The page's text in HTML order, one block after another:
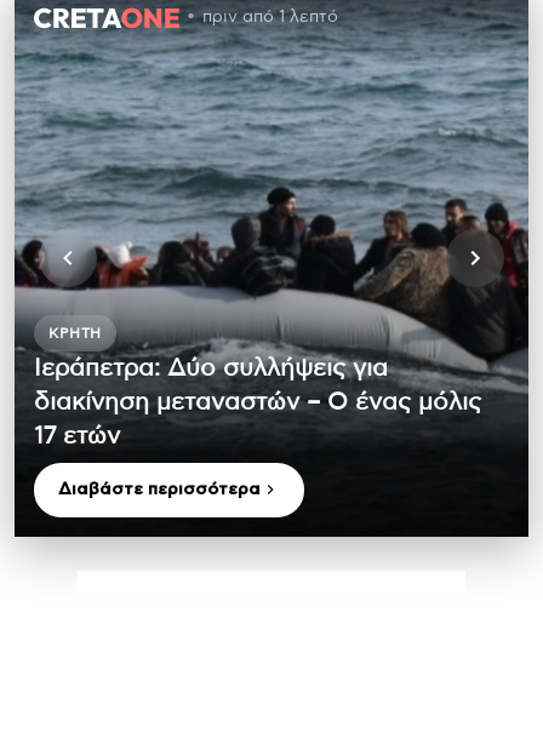
πριν από 1 λεπτό
ΚΡΉΤΗ
Ιεράπετρα: Δύο συλλήψεις για
διακίνηση μεταναστών – Ο ένας μόλις
17 ετών
Διαβάστε περισσότερα